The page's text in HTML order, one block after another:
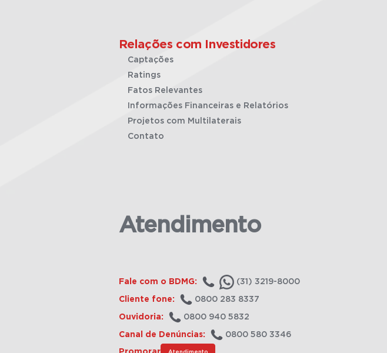
Relações com Investidores
Captações
Ratings
Fatos Relevantes
Informações Financeiras e Relatórios
Projetos com Multilaterais
Contato
Atendimento
Fale com o BDMG: (31) 3219-8000
Cliente fone: 0800 283 8337
Ouvidoria: 0800 940 5832
Canal de Denúncias: 0800 580 3346
Atendimento